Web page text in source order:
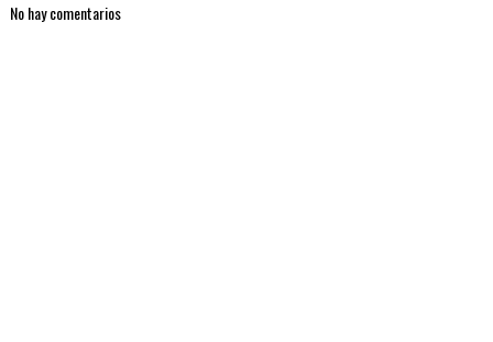
No hay comentarios